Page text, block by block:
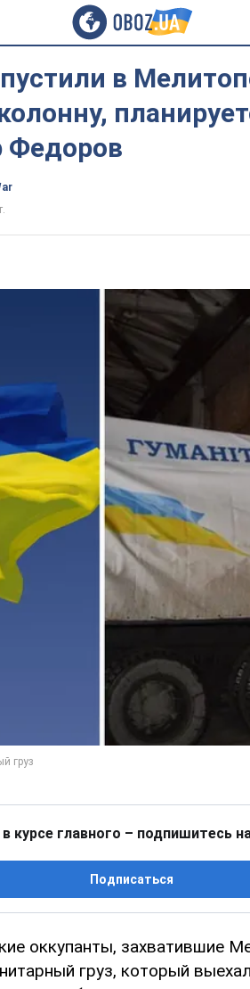
в
Федоров
курсе главного – подпишитесь
Подписаться
оккупанты, захватившие
груз, который